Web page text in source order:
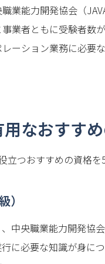
業能力開発協会（
業者ともに受験者数
ーション業務に必要
なおすす
つおすすめの資格を5
）
中央職業能力開発協
に必要な知識が身につ